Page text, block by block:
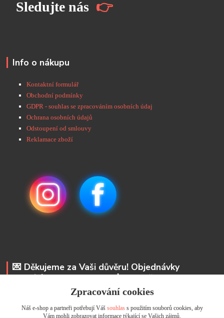
Sledujte nás 👉
Info o nákupu
Kontaktní formulář
Obchodní podmínky
GDPR - souhlas se zpracováním osobních údaj
Ochrana osobních údajů
Odstoupení od smlouvy
Reklamace zboží
💌 Děkujeme za Vaši důvěru! Objednávky
odesíláme do 48 hodin. 📩 Na vaše e-maily
odpovíme do 24 hodin.
Andrea Kyselová DiS.
Zpracování cookies
Náš e-shop a partneři potřebují Váš souhlass použitím souborů cookies, aby
Vám mohli zobrazovat informace týkající se Vašich zájmů.